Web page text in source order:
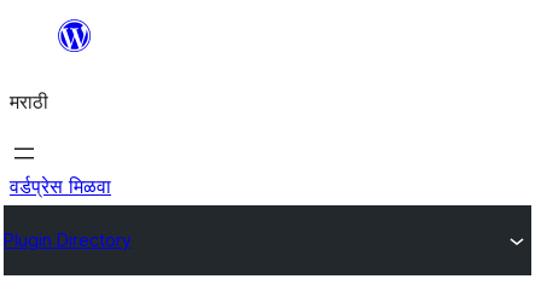
सामुग्रीवर
मराठी
वर्डप्रेस मिळवा
Plugin Directory